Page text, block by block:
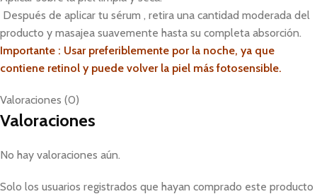
Después de aplicar tu sérum , retira una cantidad moderada del
producto y masajea suavemente hasta su completa absorción.
Importante : Usar preferiblemente por la noche, ya que
contiene retinol y puede volver la piel más fotosensible.
Valoraciones (0)
Valoraciones
No hay valoraciones aún.
Solo los usuarios registrados que hayan comprado este producto